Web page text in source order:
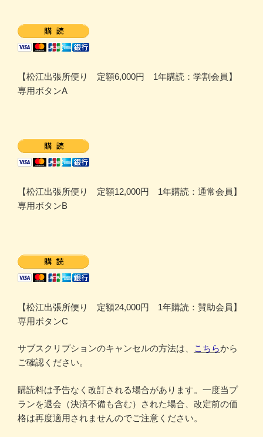
【松江出張所便り 定額6,000円 1年購読：学割会員】
専用ボタンA
【松江出張所便り 定額12,000円 1年購読：通常会員】
専用ボタンB
【松江出張所便り 定額24,000円 1年購読：賛助会員】
専用ボタンC
サブスクリプションのキャンセルの方法は、 こちらから
ご確認ください。
購読料は予告なく改訂される場合があります。一度当プ
ランを退会（決済不備も含む）された場合、改定前の価
格は再度適用されませんのでご注意ください。